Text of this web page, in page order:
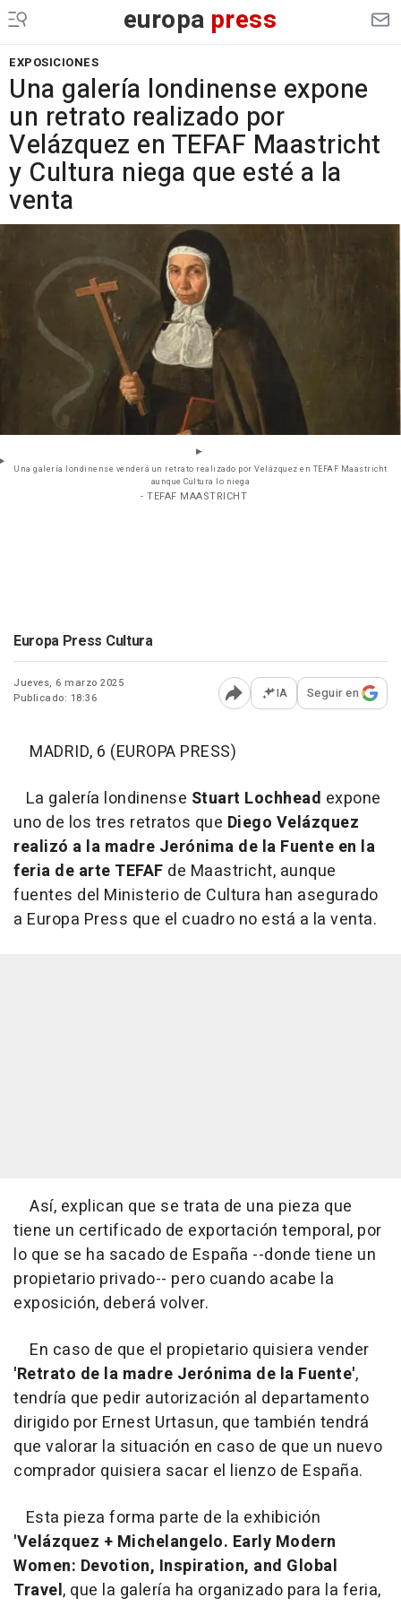
europa press
EXPOSICIONES
Una galería londinense expone
un retrato realizado por
Velázquez en TEFAF Maastricht
y Cultura niega que esté a la
venta
Una galería londinense venderá un retrato realizado por Velázquez en TEFAF Maastricht
aunque Cultura lo niega
- TEFAF MAASTRICHT
Europa Press Cultura
Jueves, 6 marzo 2025
Publicado: 18:36
Abrir opciones para
IA Seguir en
MADRID, 6 (EUROPA PRESS)
La galería londinense Stuart Lochhead expone
uno de los tres retratos que Diego Velázquez
realizó a la madre Jerónima de la Fuente en la
feria de arte TEFAF de Maastricht, aunque
fuentes del Ministerio de Cultura han asegurado
a Europa Press que el cuadro no está a la venta.
Así, explican que se trata de una pieza que
tiene un certificado de exportación temporal, por
lo que se ha sacado de España --donde tiene un
propietario privado-- pero cuando acabe la
exposición, deberá volver.
En caso de que el propietario quisiera vender
'Retrato de la madre Jerónima de la Fuente',
tendría que pedir autorización al departamento
dirigido por Ernest Urtasun, que también tendrá
que valorar la situación en caso de que un nuevo
comprador quisiera sacar el lienzo de España.
Esta pieza forma parte de la exhibición
'Velázquez + Michelangelo. Early Modern
Women: Devotion, Inspiration, and Global
Travel, que la galería ha organizado para la feria,